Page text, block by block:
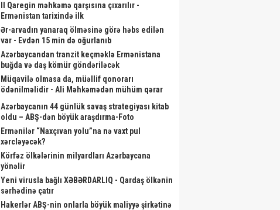
II Qaregin məhkəmə qarşısına çıxarılır -
Ermənistan tarixində ilk
Ər-arvadın yanaraq ölməsinə görə həbs edilən
var - Evdən 15 min də oğurlanıb
Azərbaycandan tranzit keçməklə Ermənistana
buğda və daş kömür göndəriləcək
Müqavilə olmasa da, müəllif qonorarı
ödənilməlidir - Ali Məhkəmədən mühüm qərar
Azərbaycanın 44 günlük savaş strategiyası kitab
oldu – ABŞ-dən böyük araşdırma-Foto
Ermənilər “Naxçıvan yolu”na nə vaxt pul
xərcləyəcək?
Körfəz ölkələrinin milyardları Azərbaycana
yönəlir
Yeni virusla bağlı XƏBƏRDARLIQ - Qardaş ölkənin
sərhədinə çatır
Hakerlər ABŞ-nin onlarla böyük maliyyə şirkətinə